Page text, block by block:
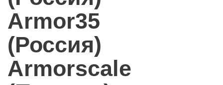
Armor35
(Россия)
Armorscale